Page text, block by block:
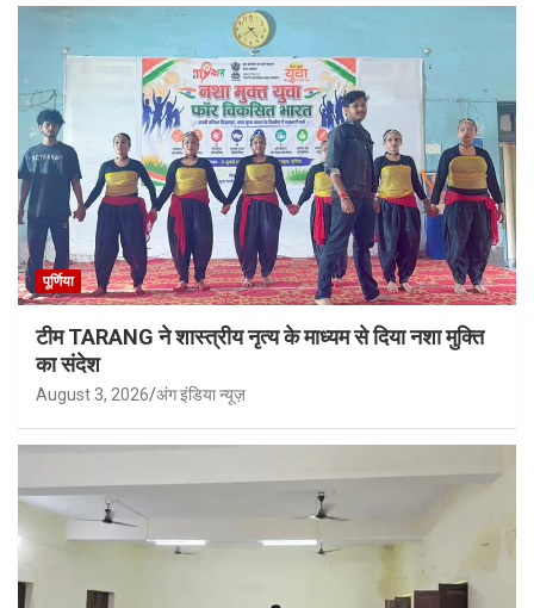
पूर्णिया
टीम TARANG ने शास्त्रीय नृत्य के माध्यम से दिया नशा मुक्ति
का संदेश
August 3, 2026 अंग इंडिया न्यूज़